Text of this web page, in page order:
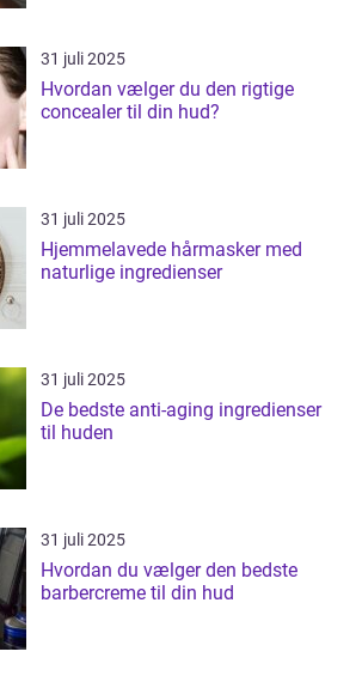
31 juli 2025
Hvordan vælger du den rigtige
concealer til din hud?
31 juli 2025
Hjemmelavede hårmasker med
naturlige ingredienser
31 juli 2025
De bedste anti-aging ingredienser
til huden
31 juli 2025
Hvordan du vælger den bedste
barbercreme til din hud